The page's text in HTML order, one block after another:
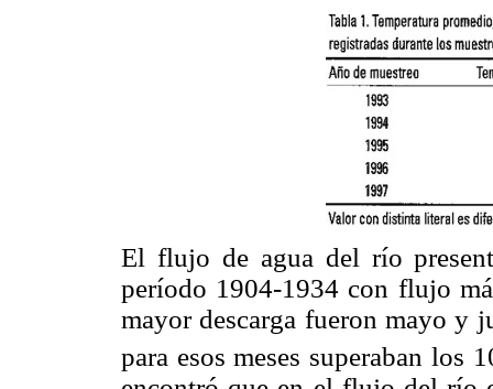
El flujo de agua del río
período 1904-1934 con flujo
mayor descarga fueron mayo y
para esos meses superaban los